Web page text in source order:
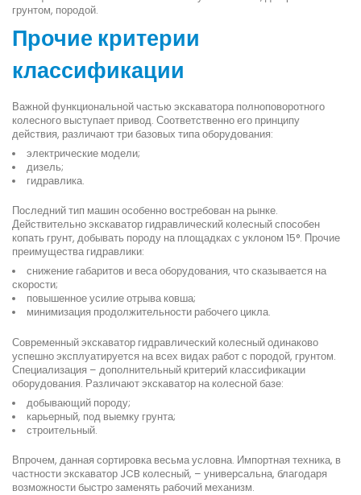
грунтом, породой.
Прочие критерии
классификации
Важной функциональной частью экскаватора полноповоротного
колесного выступает привод. Соответственно его принципу
действия, различают три базовых типа оборудования:
электрические модели;
дизель;
гидравлика.
Последний тип машин особенно востребован на рынке.
Действительно экскаватор гидравлический колесный способен
копать грунт, добывать породу на площадках с уклоном 15°. Прочие
преимущества гидравлики:
снижение габаритов и веса оборудования, что сказывается на
скорости;
повышенное усилие отрыва ковша;
минимизация продолжительности рабочего цикла.
Современный экскаватор гидравлический колесный одинаково
успешно эксплуатируется на всех видах работ с породой, грунтом.
Специализация – дополнительный критерий классификации
оборудования. Различают экскаватор на колесной базе:
добывающий породу;
карьерный, под выемку грунта;
строительный.
Впрочем, данная сортировка весьма условна. Импортная техника, в
частности экскаватор JCB колесный, – универсальна, благодаря
возможности быстро заменять рабочий механизм.